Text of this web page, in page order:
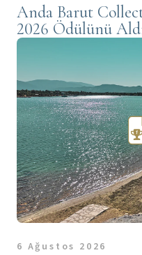
Anda Barut
2026 Ödülünü
6 Ağustos 2026